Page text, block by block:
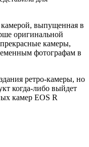
камерой, выпущенная в
оригинальной
камеры,
фотографам в
ретро-камеры, но
когда-либо выйдет
камер EOS R